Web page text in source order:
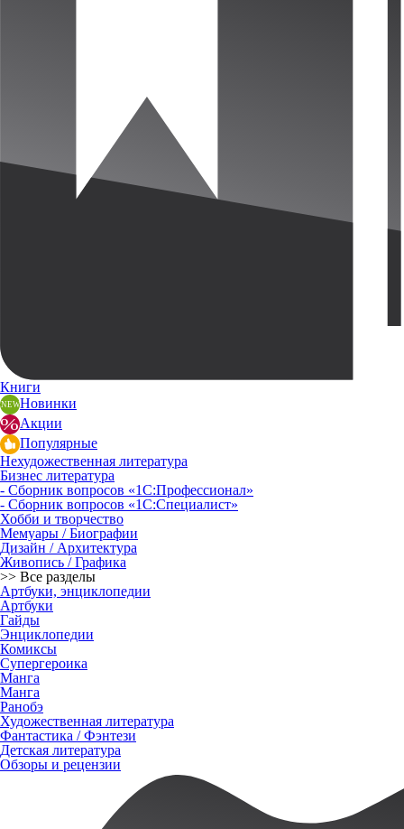
Книги
Новинки
Акции
Популярные
Нехудожественная литература
Бизнес литература
- Сборник вопросов «1С:Профессионал»
- Сборник вопросов «1С:Специалист»
Хобби и творчество
Мемуары / Биографии
Дизайн / Архитектура
Живопись / Графика
>> Все разделы
Артбуки, энциклопедии
Артбуки
Гайды
Энциклопедии
Комиксы
Супергероика
Манга
Манга
Ранобэ
Художественная литература
Фантастика / Фэнтези
Детская литература
Обзоры и рецензии